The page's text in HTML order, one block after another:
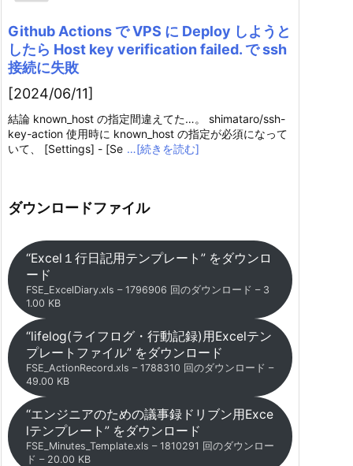
Github Actions で VPS に Deploy しようと
したら Host key verification failed. で ssh
接続に失敗
[2024/06/11]
結論 known_host の指定間違えてた…。 shimataro/ssh-
key-action 使用時に known_host の指定が必須になって
いて、 [Settings] - [Se …[続きを読む]
ダウンロードファイル
“Excel１行日記用テンプレート” をダウンロ
ード
FSE_ExcelDiary.xls – 1796906 回のダウンロード – 3
1.00 KB
“lifelog(ライフログ・行動記録)用Excelテン
プレートファイル” をダウンロード
FSE_ActionRecord.xls – 1788310 回のダウンロード –
49.00 KB
“エンジニアのための議事録ドリブン用Exce
lテンプレート” をダウンロード
FSE_Minutes_Template.xls – 1810291 回のダウンロー
ド – 20.00 KB